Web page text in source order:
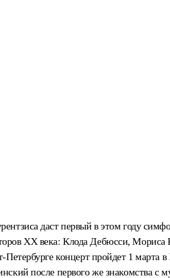
даст первый в этом году
XX века: Клода Дебюсси,
Петербурге концерт пройдет 1 марта
после первого же знакомства